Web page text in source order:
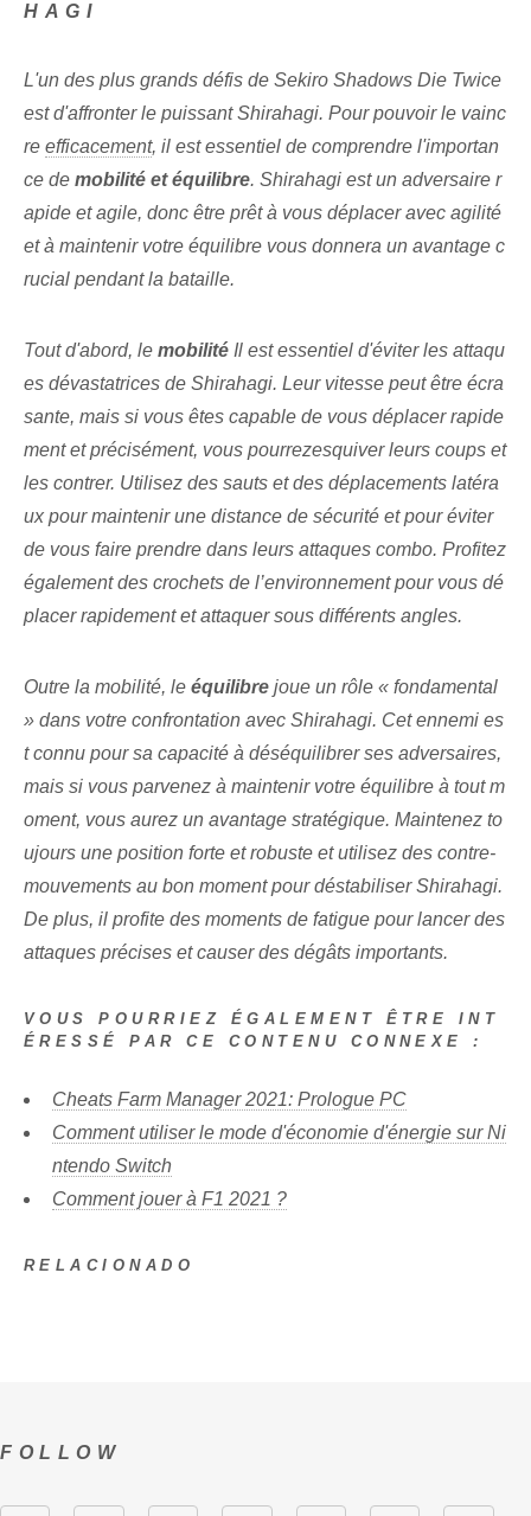
HAGI
L'un des plus grands défis de Sekiro Shadows Die Twice
est d'affronter le puissant ⁢Shirahagi. Pour pouvoir le vainc
re efficacement, il est essentiel de comprendre l'importan
ce de mobilité et équilibre. Shirahagi est un adversaire r
apide et agile, donc être prêt à vous déplacer avec agilité
et à maintenir votre équilibre vous donnera un avantage c
rucial pendant la bataille.
Tout d'abord, le mobilité Il est essentiel d'éviter les attaqu
es dévastatrices de Shirahagi. Leur vitesse ⁢peut être écra
sante, mais si vous êtes ⁢capable de vous déplacer rapide
ment et précisément, vous pourrez⁢esquiver leurs coups et
les contrer. Utilisez des sauts et des déplacements latéra
ux pour maintenir une distance de sécurité ‌et pour éviter
de vous faire prendre⁢ dans leurs attaques combo. Profitez
également des crochets de l’environnement pour vous dé
placer rapidement et attaquer sous différents angles.
Outre la mobilité, le équilibre joue un rôle « fondamental
» dans votre confrontation avec Shirahagi. Cet ennemi es
t connu pour sa capacité à déséquilibrer ses adversaires,
mais si vous parvenez à maintenir votre équilibre à tout m
oment, vous aurez un avantage stratégique. Maintenez to
ujours une position forte et robuste et utilisez des contre-
mouvements au bon moment pour déstabiliser Shirahagi.
De plus, il profite des moments de fatigue pour lancer des
attaques précises et causer des dégâts importants.
VOUS POURRIEZ ÉGALEMENT ÊTRE INT
ÉRESSÉ PAR CE CONTENU CONNEXE :
Cheats Farm Manager 2021: Prologue PC
Comment utiliser le mode d'économie d'énergie sur Ni
ntendo Switch
Comment jouer à F1 2021 ?
RELACIONADO
FOLLOW